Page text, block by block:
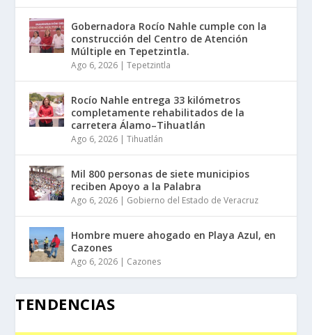
Gobernadora Rocío Nahle cumple con la
construcción del Centro de Atención
Múltiple en Tepetzintla.
Ago 6, 2026 |Tepetzintla
Rocío Nahle entrega 33 kilómetros
completamente rehabilitados de la
carretera Álamo–Tihuatlán
Ago 6, 2026 |Tihuatlán
Mil 800 personas de siete municipios
reciben Apoyo a la Palabra
Ago 6, 2026 | Gobierno del Estado de Veracruz
Hombre muere ahogado en Playa Azul, en
Cazones
Ago 6, 2026 | Cazones
TENDENCIAS